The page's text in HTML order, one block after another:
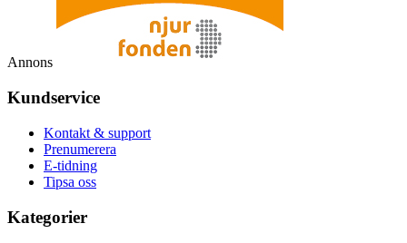
Annons
Kundservice
Kontakt & support
Prenumerera
E-tidning
Tipsa oss
Kategorier